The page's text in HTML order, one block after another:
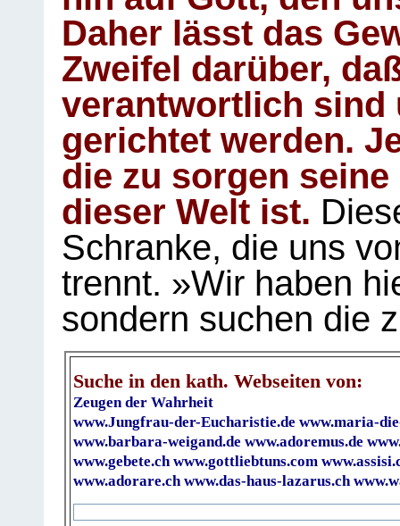
Daher lässt das
Zweifel darüber,
verantwortlich sind
gerichtet werden.
die zu sorgen
dieser Welt ist.
Schranke, die uns
trennt. »Wir haben
sondern suchen die
Suche in den kath. Webseiten von:
Zeugen der Wahrheit
www.Jungfrau-der-Eucharistie.de www.maria-
www.barbara-weigand.de www.adoremus.de
www.gebete.ch www.gottliebtuns.com
www.adorare.ch www.das-haus-lazarus.ch